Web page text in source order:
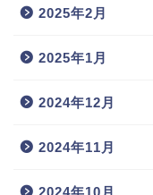
2025年2月
2025年1月
2024年12月
2024年11月
2024年10月